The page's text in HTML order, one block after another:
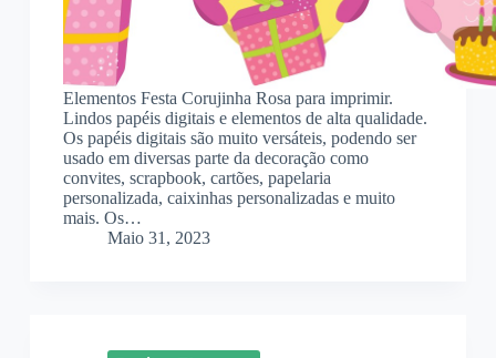
Elementos Festa Corujinha Rosa para imprimir.
Lindos papéis digitais e elementos de alta qualidade.
Os papéis digitais são muito versáteis, podendo ser
usado em diversas parte da decoração como
convites, scrapbook, cartões, papelaria
personalizada, caixinhas personalizadas e muito
mais. Os…
Maio 31, 2023